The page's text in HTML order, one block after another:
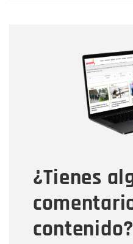
¿Tienes
contenido?
Correo electrónico
Tipo de comentario
Mensaje